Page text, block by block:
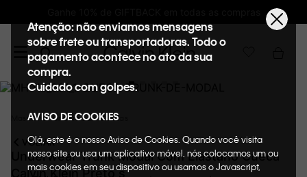
Atenção: não enviamos mensagens
sobre frete ou transportadoras. Todo o
pagamento acontece no ato da sua
compra.
Cuidado com golpes.
AVISO DE COOKIES
Olá, este é o nosso Aviso de Cookies. Quando você visita
nosso site ou usa um aplicativo móvel, nós colocamos um ou
mais cookies em seu dispositivo ou usamos o Javascript,
Masculino Underwear Cuecas
VOLTAR
Underwear Trunk Modal Com Elastano Cueca
Calvin Klein Preto s